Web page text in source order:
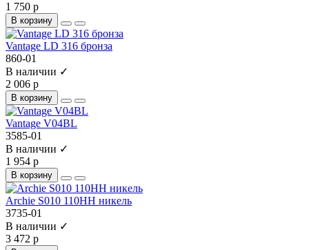
1 750 р
В корзину
Vantage LD 316 бронза
860-01
В наличии ✓
2 006 р
В корзину
Vantage V04BL
3585-01
В наличии ✓
1 954 р
В корзину
Archie S010 110HH никель
3735-01
В наличии ✓
3 472 р